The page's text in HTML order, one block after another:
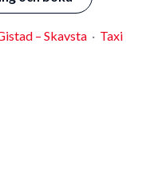
– Skavsta · Taxi